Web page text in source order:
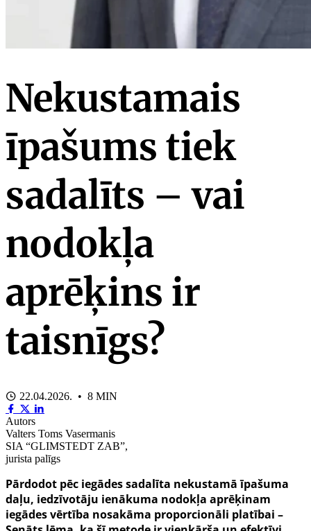
Nekustamais
īpašums tiek
sadalīts – vai
nodokļa
aprēķins ir
taisnīgs?
22.04.2026. • 8 MIN
Autors
Valters Toms Vasermanis
SIA “GLIMSTEDT ZAB”,
jurista palīgs
Pārdodot pēc iegādes sadalīta nekustamā īpašuma
daļu, iedzīvotāju ienākuma nodokļa aprēķinam
iegādes vērtība nosakāma proporcionāli platībai –